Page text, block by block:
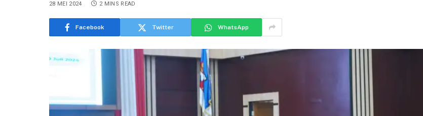
28 MEI 2024 2 MINS READ
Facebook Twitter WhatsApp